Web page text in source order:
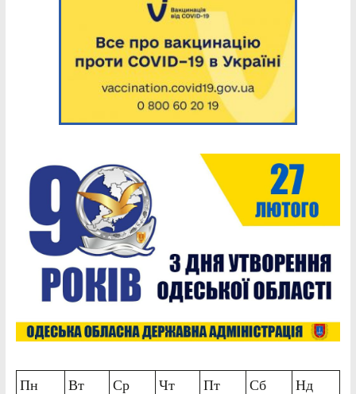
Пн Вт Ср Чт Пт Сб
Нд